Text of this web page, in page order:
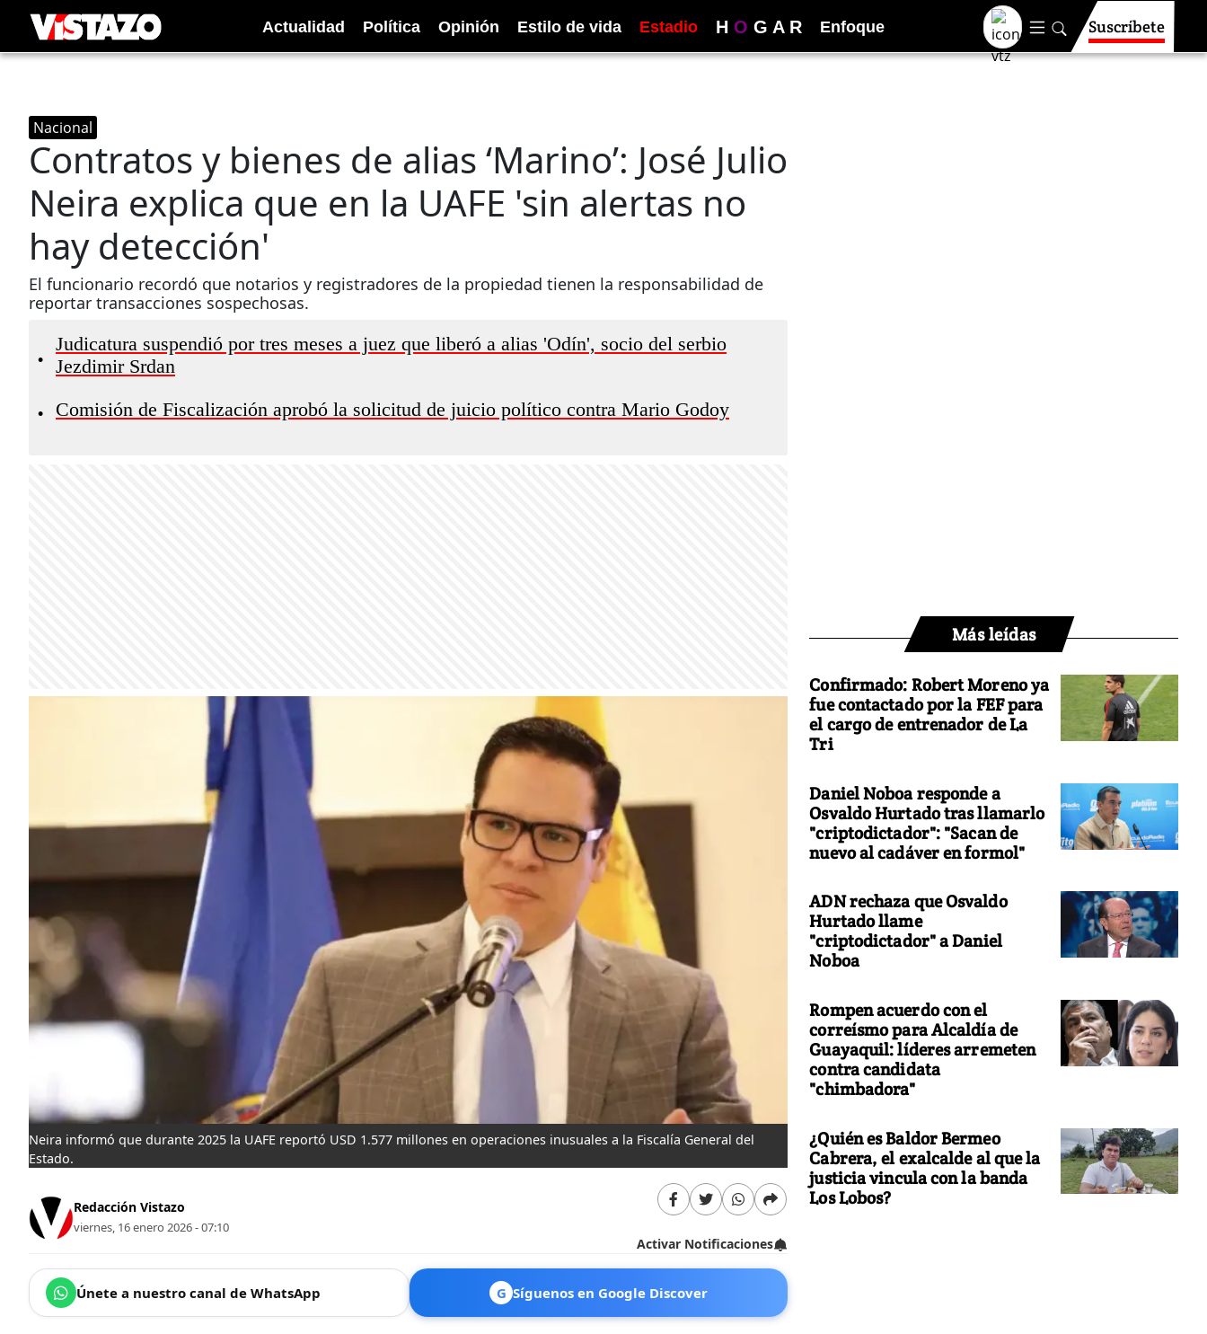
Actualidad Política Opinión Estilo de vida Estadio H O G A R Enfoque Suscríbete
Nacional
Contratos y bienes de alias ‘Marino’: José Julio
Neira explica que en la UAFE 'sin alertas no
hay detección'
El funcionario recordó que notarios y registradores de la propiedad tienen la responsabilidad de
reportar transacciones sospechosas.
•
Judicatura suspendió por tres meses a juez que liberó a alias 'Odín', socio del serbio
Jezdimir Srdan
• Comisión de Fiscalización aprobó la solicitud de juicio político contra Mario Godoy
Neira informó que durante 2025 la UAFE reportó USD 1.577 millones en operaciones inusuales a la Fiscalía General del
Estado.
Redacción Vistazo
viernes, 16 enero 2026 - 07:10
Activar Notificaciones
Únete a nuestro canal de WhatsApp G Síguenos en Google Discover
Más leídas
Confirmado: Robert Moreno ya
fue contactado por la FEF para
el cargo de entrenador de La
Tri
Daniel Noboa responde a
Osvaldo Hurtado tras llamarlo
"criptodictador": "Sacan de
nuevo al cadáver en formol"
ADN rechaza que Osvaldo
Hurtado llame
"criptodictador" a Daniel
Noboa
Rompen acuerdo con el
correísmo para Alcaldía de
Guayaquil: líderes arremeten
contra candidata
"chimbadora"
¿Quién es Baldor Bermeo
Cabrera, el exalcalde al que la
justicia vincula con la banda
Los Lobos?